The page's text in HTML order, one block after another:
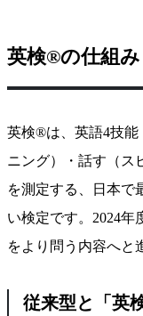
英検®の仕組
英検®は、英語4技能
ニング）・話す（ス
を測定する、日本で
い検定です。2024年
をより問う内容へと
従来型と「英